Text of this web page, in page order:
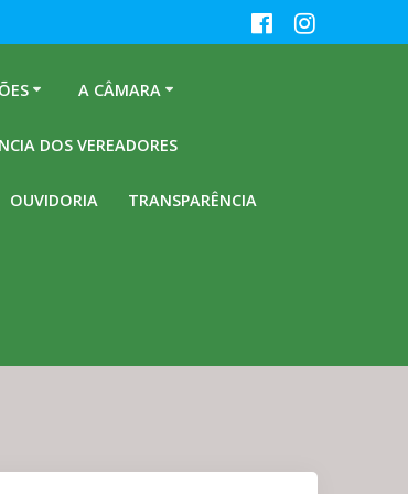
A CÂMARA
DOS VEREADORES
OUVIDORIA TRANSPARÊNCIA